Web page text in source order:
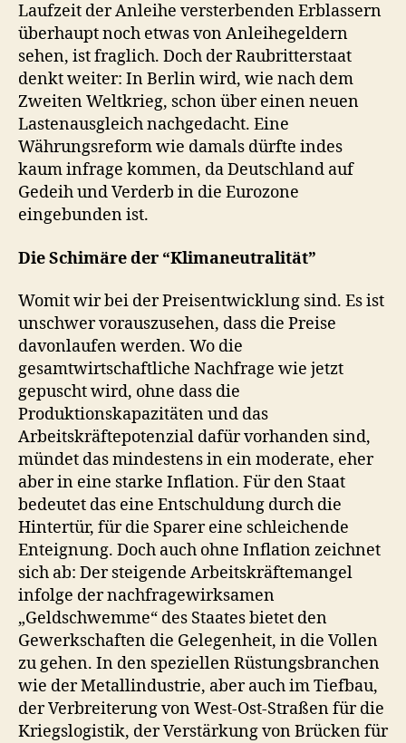
Laufzeit der Anleihe versterbenden Erblassern
überhaupt noch etwas von Anleihegeldern
sehen, ist fraglich. Doch der Raubritterstaat
denkt weiter: In Berlin wird, wie nach dem
Zweiten Weltkrieg, schon über einen neuen
Lastenausgleich nachgedacht. Eine
Währungsreform wie damals dürfte indes
kaum infrage kommen, da Deutschland auf
Gedeih und Verderb in die Eurozone
eingebunden ist.
Die Schimäre der “Klimaneutralität”
Womit wir bei der Preisentwicklung sind. Es ist
unschwer vorauszusehen, dass die Preise
davonlaufen werden. Wo die
gesamtwirtschaftliche Nachfrage wie jetzt
gepuscht wird, ohne dass die
Produktionskapazitäten und das
Arbeitskräftepotenzial dafür vorhanden sind,
mündet das mindestens in ein moderate, eher
aber in eine starke Inflation. Für den Staat
bedeutet das eine Entschuldung durch die
Hintertür, für die Sparer eine schleichende
Enteignung. Doch auch ohne Inflation zeichnet
sich ab: Der steigende Arbeitskräftemangel
infolge der nachfragewirksamen
„Geldschwemme“ des Staates bietet den
Gewerkschaften die Gelegenheit, in die Vollen
zu gehen. In den speziellen Rüstungsbranchen
wie der Metallindustrie, aber auch im Tiefbau,
der Verbreiterung von West-Ost-Straßen für die
Kriegslogistik, der Verstärkung von Brücken für